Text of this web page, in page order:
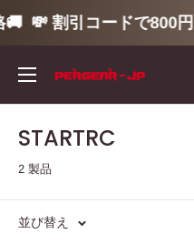
💸 割引コードで800
テ
ス
STARTRC
2 製品
並び替え